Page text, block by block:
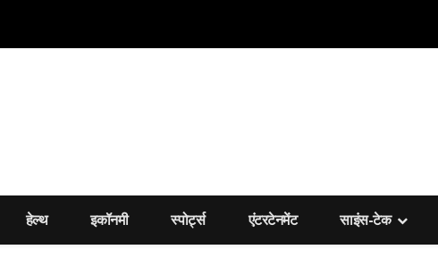
हेल्‍थ इकॉनमी स्पोर्ट्स एंटरटेनमेंट साइंस-टेक